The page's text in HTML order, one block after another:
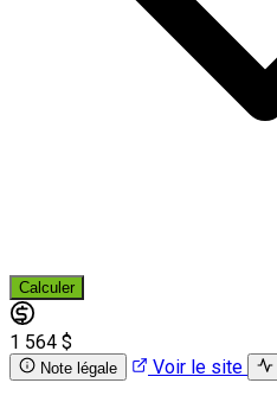
Calculer
1 564 $
Note légale Voir le site